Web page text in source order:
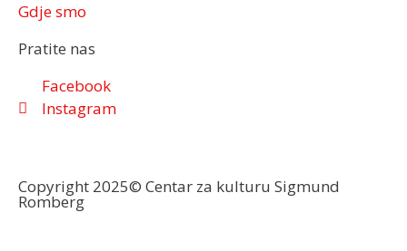
Gdje smo
Pratite nas
Facebook
Instagram
Copyright 2025© Centar za kulturu Sigmund
Romberg